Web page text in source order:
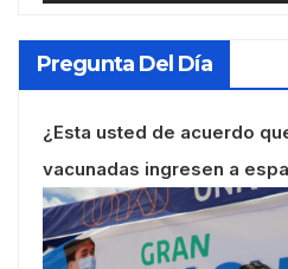
Pregunta Del Día
¿Esta usted de acuerdo
vacunadas ingresen a